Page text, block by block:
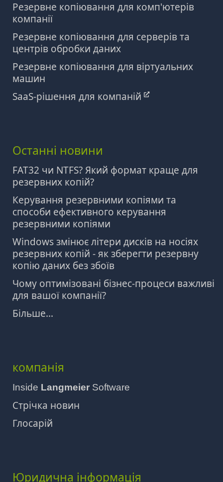
Резервне копіювання для комп'ютерів
компанії
Резервне копіювання для серверів та
центрів обробки даних
Резервне копіювання для віртуальних
машин
SaaS-рішення для компаній
Останні новини
FAT32 чи NTFS? Який формат краще для
резервних копій?
Керування резервними копіями та
способи ефективного керування
резервними копіями
Windows змінює літери дисків на носіях
резервних копій - як зберегти резервну
копію даних без збоїв
Чому оптимізовані бізнес-процеси важливі
для вашої компанії?
Більше...
компанія
Inside Langmeier Software
Стрічка новин
Глосарій
Юридична інформація